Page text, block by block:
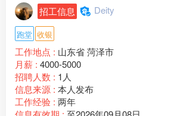
以上企业联系微信：www235350
————————————
扬州沪光开关厂
☑️19元/时➕免费吃饭
☑️年龄男18-47/女45岁
☑️回族/汉族,会认识字
☑️厂吃厂住,坐班独立岗位
☑️综合工资55***00/月
以上企业联系微信：www235350
招工信息 Deity
跑堂 收银
工作地点 : 山东省 菏泽市
月薪 : 4000-5000
招聘人数 : 1人
信息来源 : 本人发布
工作经验 : 两年